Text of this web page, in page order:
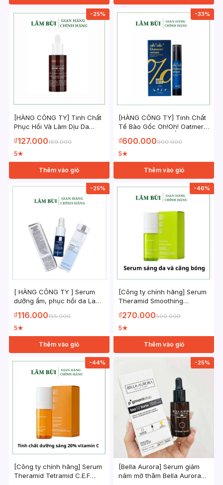
-25%
[HÀNG CÔNG TY] Tinh Chất
Phục Hồi Và Làm Dịu Da
SERUM EKSEPTION
₫127.000169.000
5★
Thêm vào giỏ
-33%
[HÀNG CÔNG TY] Tinh Chất
Tế Bào Gốc Oh!Oh! Oatmere
Nếp Nhăn
₫600.000900.000
5★
Thêm vào giỏ
-25%
[ HÀNG CÔNG TY ] Serum
dưỡng ẩm, phục hồi da La
₫116.000155.000
5★
Thêm vào giỏ
-46%
[Công ty chính hãng] Serum
Theramid Smoothing
₫270.000500.000
5★
Thêm vào giỏ
-44%
[Công ty chính hãng] Serum
Theramid Tetramid C.E.F
-25%
[Bella Aurora] Serum giảm
nám mờ thâm Bella Aurora